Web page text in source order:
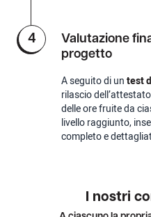
4
Valutazione
progetto
A seguito di un test
rilascio
delle ore fruite da
livello raggiunto,
completo e
I nostri